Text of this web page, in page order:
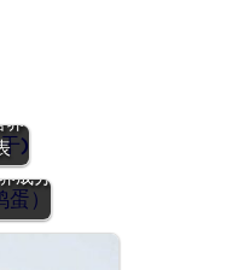
养
鹑
值 |
成分